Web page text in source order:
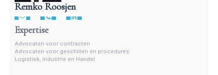
Remko Roosjen
Advocaat voor procedures
Expertise
Advocaten voor contracten
Advocaten voor geschillen en procedures
Logistiek, Industrie en Handel